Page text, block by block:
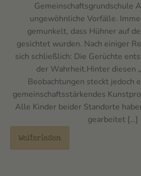
Gemeinschaftsgrundschule
ungewöhnliche Vorfälle.
gemunkelt, dass Hühner auf
gesichtet wurden. Nach einiger
sich schließlich: Die Gerüchte
der Wahrheit.Hinter diesen
Beobachtungen steckt jedoch
gemeinschaftsstärkendes
Alle Kinder beider Standorte
gearbeitet […]
Weiterlesen